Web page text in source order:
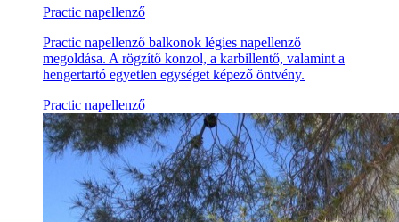
Practic napellenző
Practic napellenző balkonok légies napellenző
megoldása. A rögzítő konzol, a karbillentő, valamint a
hengertartó egyetlen egységet képező öntvény.
Practic napellenző